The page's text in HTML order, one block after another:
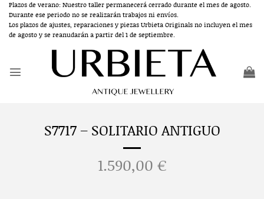
Saltar
contenido
Plazos de verano: Nuestro taller permanecerá cerrado durante el mes de agosto.
Durante ese periodo no se realizarán trabajos ni envíos.
Los plazos de ajustes, reparaciones y piezas Urbieta Originals no incluyen el mes
de agosto y se reanudarán a partir del 1 de septiembre.
S7717 – SOLITARIO ANTIGUO
1.590,00 €